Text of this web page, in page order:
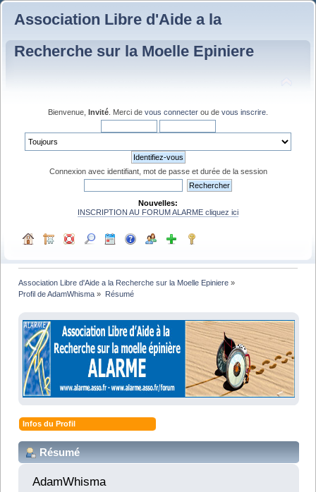
Association Libre d'Aide a la
Recherche sur la Moelle Epiniere
Bienvenue, Invité . Merci de vous connecter ou de vous inscrire
Connexion avec identifiant, mot de passe et durée de la session
Nouvelles:
INSCRIPTION AU FORUM ALARME cliquez ici
Association Libre d'Aide a la Recherche sur la Moelle Epiniere »
Profil de AdamWhisma » Résumé
Infos du Profil
Résumé
AdamWhisma